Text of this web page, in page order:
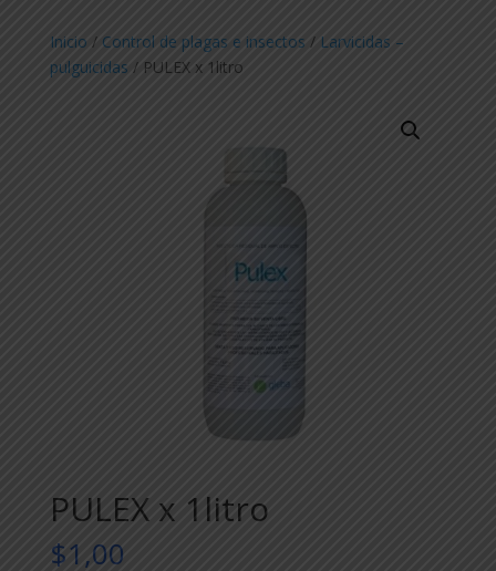
Inicio / Control de plagas e insectos / Larvicidas –
pulguicidas / PULEX x 1litro
PULEX x 1litro
$1,00